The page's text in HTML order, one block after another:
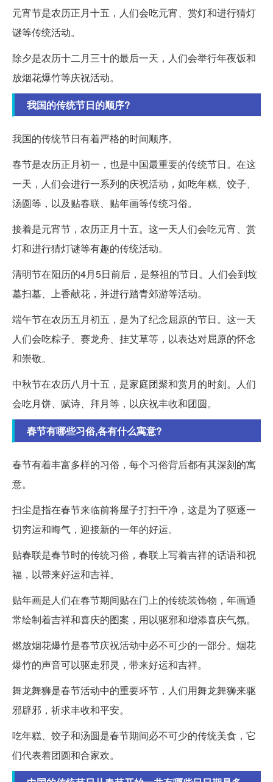
元宵节是农历正月十五，人们会吃元宵、赏灯和进行猜灯
谜等传统活动。
除夕是农历十二月三十的最后一天，人们会举行年夜饭和
放烟花爆竹等庆祝活动。
我国的传统节日的顺序?
我国的传统节日有着严格的时间顺序。
春节是农历正月初一，也是中国最重要的传统节日。在这
一天，人们会进行一系列的庆祝活动，如吃年糕、饺子、
汤圆等，以及贴春联、贴年画等传统习俗。
接着是元宵节，农历正月十五。这一天人们会吃元宵、赏
灯和进行猜灯谜等有趣的传统活动。
清明节在阳历的4月5日前后，是祭祖的节日。人们会到坟
墓扫墓、上香献花，并进行踏青郊游等活动。
端午节在农历五月初五，是为了纪念屈原的节日。这一天
人们会吃粽子、赛龙舟、挂艾草等，以表达对屈原的怀念
和崇敬。
中秋节在农历八月十五，是家庭团聚和赏月的时刻。人们
会吃月饼、赋诗、拜月等，以庆祝丰收和团圆。
春节有哪些习俗,各有什么寓意?
春节有着丰富多样的习俗，每个习俗背后都有其深刻的寓
意。
扫尘是指在春节来临前将屋子打扫干净，这是为了驱逐一
切穷运和晦气，迎接新的一年的好运。
贴春联是春节时的传统习俗，春联上写着吉祥的话语和祝
福，以带来好运和吉祥。
贴年画是人们在春节期间贴在门上的传统装饰物，年画通
常绘制着吉祥和喜庆的图案，用以驱邪和增添喜庆气氛。
燃放烟花爆竹是春节庆祝活动中必不可少的一部分。烟花
爆竹的声音可以驱走邪灵，带来好运和吉祥。
舞龙舞狮是春节活动中的重要环节，人们用舞龙舞狮来驱
邪辟邪，祈求丰收和平安。
吃年糕、饺子和汤圆是春节期间必不可少的传统美食，它
们代表着团圆和合家欢。